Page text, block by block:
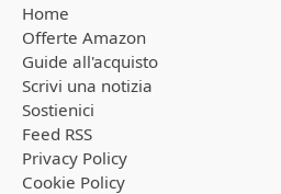
Home
Offerte Amazon
Guide all'acquisto
Scrivi una notizia
Sostienici
Feed RSS
Privacy Policy
Cookie Policy